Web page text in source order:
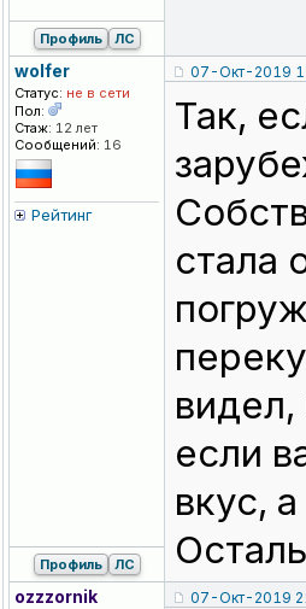
Профиль ЛС
wolfer
Статус: не в сети
Пол:
Стаж: 12 лет
Сообщений: 16
Рейтинг
07-Окт-2019
Так,
стала
если
вкус,
Профиль ЛС
ozzzornik 07-Окт-2019